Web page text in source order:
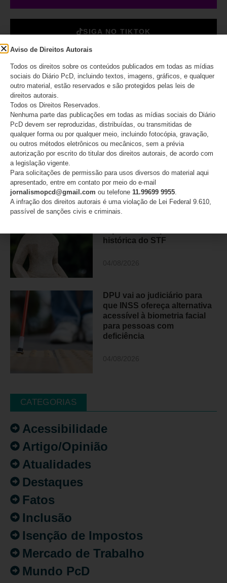
SIGA NO TIKTOK
DESTAQUES
Estadão que chamou
decisão do STF de
‘populismo judiciário’
05/08/2026
Classificar a deficiência por
grau é incompatível com a
histórica do STF
DPU vai ao judiciário para
que INSS ofereça alternativa
acessível à biometria facial
para pessoas com
deficiência
CATEGORIAS
Acessibilidade
Artigo/Opinião
Atualidades
Destaques
Fatos
Inclusão
Isenção de Impostos
Mercado de Trabalho
Mundo PcD
Aviso de Direitos Autorais
Todos os direitos sobre os conteúdos publicados em todas as mídias
sociais do Diário PcD, incluindo textos, imagens, gráficos, e qualquer
outro material, estão reservados e são protegidos pelas leis de
direitos autorais.
Todos os Direitos Reservados.
Nenhuma parte das publicações em todas as mídias sociais do Diário
PcD devem ser reproduzidas, distribuídas, ou transmitidas de
qualquer forma ou por qualquer meio, incluindo fotocópia, gravação,
ou outros métodos eletrônicos ou mecânicos, sem a prévia
autorização por escrito do titular dos direitos autorais, de acordo com
a legislação vigente.
Para solicitações de permissão para usos diversos do material aqui
apresentado, entre em contato por meio do e-mail
jornalismopcd@gmail.com ou telefone 11.99699 9955.
A infração dos direitos autorais é uma violação de Lei Federal 9.610,
passível de sanções civis e criminais.